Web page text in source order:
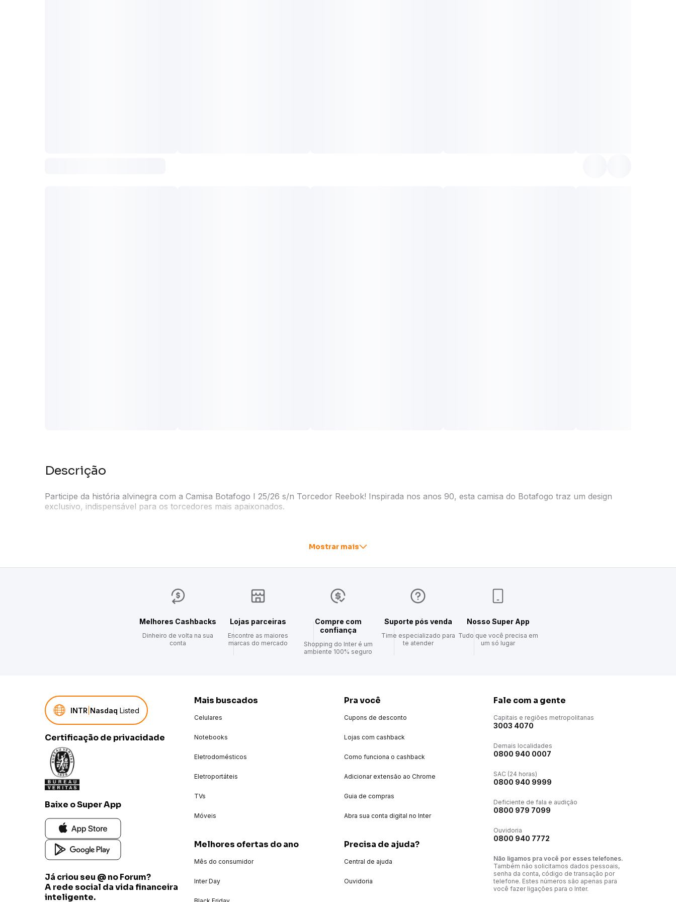
Descrição
Participe da história alvinegra com a Camisa Botafogo I 25/26 s/n Torcedor Reebok! Inspirada nos anos 90, esta camisa do Botafogo traz um design
exclusivo, indispensável para os torcedores mais apaixonados.
Com gola polo, listras em preto e branco e escudo do Glorioso em destaque, esta camisa Botafogo masculina mantém o estilo sem abrir mão da sua
Mostrar mais
Melhores Cashbacks
Dinheiro de volta na sua
conta
Lojas parceiras
Encontre as maiores
marcas do mercado
Compre com
confiança
Shopping do Inter é um
ambiente 100% seguro
Suporte pós venda
Time especializado para
te atender
Nosso Super App
Tudo que você precisa em
um só lugar
Mais buscados
Celulares
Notebooks
Eletrodomésticos
Eletroportáteis
TVs
Móveis
Melhores ofertas do ano
Mês do consumidor
Inter Day
Pra você
Cupons de desconto
Lojas com cashback
Como funciona o cashback
Adicionar extensão ao Chrome
Guia de compras
Abra sua conta digital no Inter
Precisa de ajuda?
Central de ajuda
Ouvidoria
Fale com a gente
Capitais e regiões metropolitanas
3003 4070
Demais localidades
0800 940 0007
SAC (24 horas)
0800 940 9999
Deficiente de fala e audição
0800 979 7099
Ouvidoria
0800 940 7772
Não ligamos pra você por esses telefones.
Também não solicitamos dados pessoais,
senha da conta, código de transação por
telefone. Estes números são apenas para
você fazer ligações para o Inter.
INTR Nasdaq Listed
Certificação de privacidade
Baixe o Super App
Já criou seu @ no Forum?
A rede social da vida financeira
inteligente.